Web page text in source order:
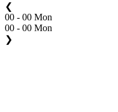
❮
00 - 00 Mon
00 - 00 Mon
❯